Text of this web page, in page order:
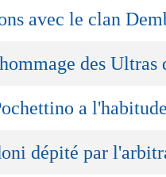
avec le clan
des Ultras
a
dépité par